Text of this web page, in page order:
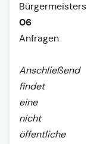
Bürgermeisters
06
Anfragen
Anschließend
findet
eine
nicht
öffentliche